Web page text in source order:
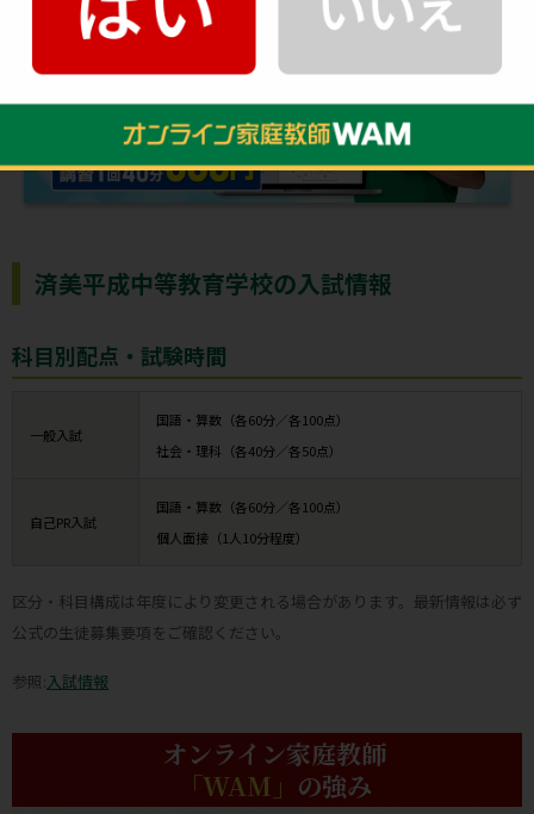
済美平成中等教育学校の入試情報
科目別配点・試験時間
一般入試
国語・算数（各60分／各100点）
社会・理科（各40分／各50点）
自己PR入試
国語・算数（各60分／各100点）
個人面接（1人10分程度）
区分・科目構成は年度により変更される場合があります。最新情報は必ず
公式の生徒募集要項をご確認ください。
参照:入試情報
オンライン家庭教師
「WAM」 の強み